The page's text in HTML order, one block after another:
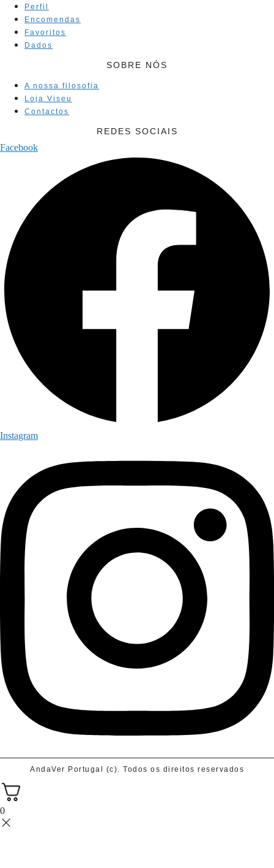
Perfil
Encomendas
Favoritos
Dados
SOBRE NÓS
A nossa filosofia
Loja Viseu
Contactos
REDES SOCIAIS
Facebook
Instagram
AndaVer Portugal (c). Todos os direitos reservados
0